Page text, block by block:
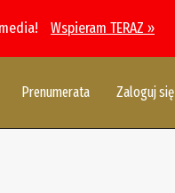
Wspieram TERAZ »
Prenumerata Zaloguj się